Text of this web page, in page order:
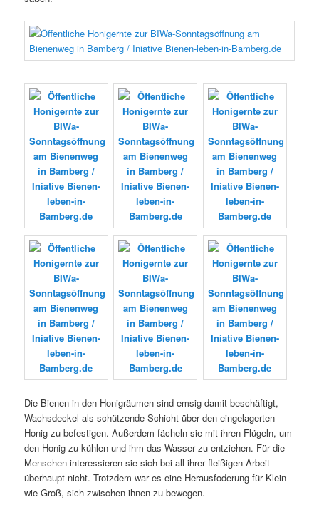
Die Bienen in den Honigräumen sind emsig damit beschäftigt,
Wachsdeckel als schützende Schicht über den eingelagerten
Honig zu befestigen. Außerdem fächeln sie mit ihren Flügeln, um
den Honig zu kühlen und ihm das Wasser zu entziehen. Für die
Menschen interessieren sie sich bei all ihrer fleißigen Arbeit
überhaupt nicht. Trotzdem war es eine Herausfoderung für Klein
wie Groß, sich zwischen ihnen zu bewegen.